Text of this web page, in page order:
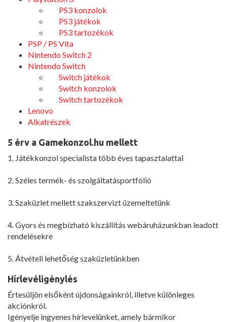
PS3 konzolok
PS3 játékok
PS3 tartozékok
PSP / PS Vita
Nintendo Switch 2
Nintendo Switch
Switch játékok
Switch konzolok
Switch tartozékok
Lenovo
Alkatrészek
5 érv a Gamekonzol.hu mellett
1. Játékkonzol specialista több éves tapasztalattal
2. Széles termék- és szolgáltatásportfólió
3. Szaküzlet mellett szakszervizt üzemeltetünk
4. Gyors és megbízható kiszállítás webáruházunkban leadott
rendelésekre
5. Átvételi lehetőség szaküzletünkben
Hírlevéligénylés
Értesüljön elsőként újdonságainkról, illetve különleges
akciónkról.
Igényelje ingyenes hírlevelünket, amely bármikor